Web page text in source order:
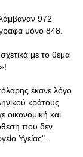
972
μόνο 848.
με το θέμα
έκανε λόγο
κράτους
και
που δεν
Υγείας".